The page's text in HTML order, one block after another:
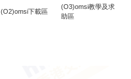
(O2)omsi下載區
(O3)omsi教學及求
助區